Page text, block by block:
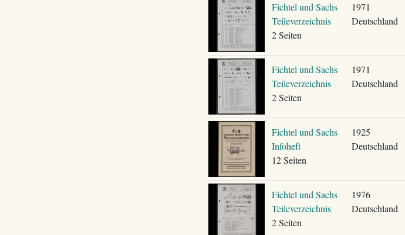
Fichtel und Sachs
Teileverzeichnis
2 Seiten
1971
Deutschland
Fichtel und Sachs
Teileverzeichnis
2 Seiten
1971
Deutschland
Fichtel und Sachs
Infoheft
12 Seiten
1925
Deutschland
Fichtel und Sachs
Teileverzeichnis
2 Seiten
1976
Deutschland